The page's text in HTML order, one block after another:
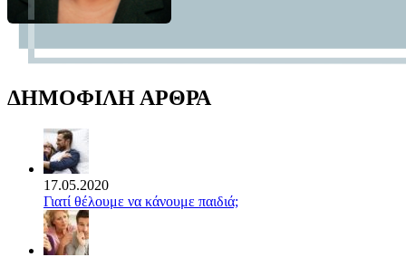
ΔΗΜΟΦΙΛΗ ΑΡΘΡΑ
17.05.2020
Γιατί θέλουμε να κάνουμε παιδιά;